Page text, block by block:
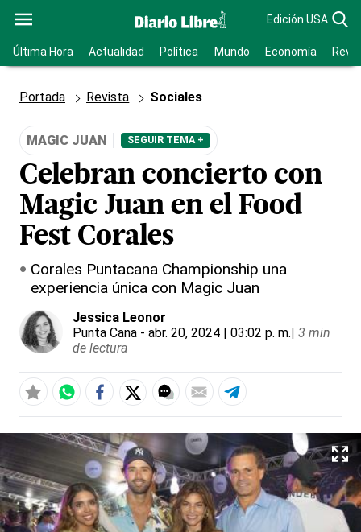
Edición USA
Última Hora Actualidad Política Mundo Economía
Portada Revista Sociales
MAGIC JUAN SEGUIR TEMA +
Celebran concierto con
Magic Juan en el Food
Fest Corales
Corales Puntacana Championship una
experiencia única con Magic Juan
Jessica Leonor
Punta Cana - abr. 20, 2024 | 03:02 p. m.| 3 min
de lectura